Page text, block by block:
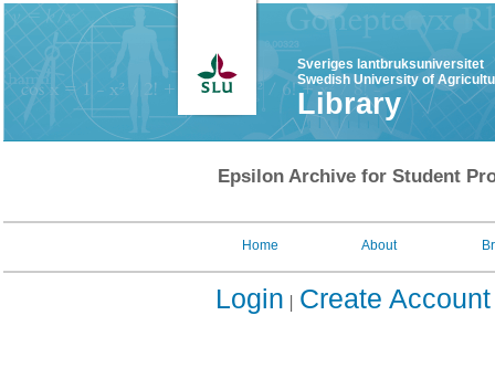
Sveriges lantbruksuniversitet
Swedish University of
Library
Epsilon Archive for Student
Home About
Login Create Account